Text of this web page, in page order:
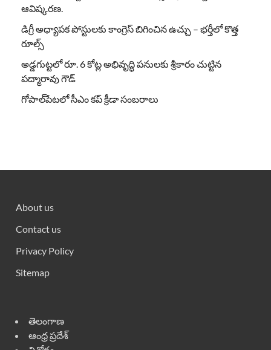
ఆవిష్కరణ.
డిగ్రీ అధ్యాపక పోస్టులకు కాంగ్రెస్ బిగించిన ఉచ్చు – భర్తీలో కొత్త
రూల్స్
అడ్డగుట్టలో రూ. 6 కోట్ల అభివృద్ధి పనులకు శ్రీకారం చుట్టిన
పద్మారావు గౌడ్
గోపాల్‌పేటలో సీఎం కప్ క్రీడా సంబరాలు
About us
Contact us
Privacy Policy
Sitemap
తెలంగాణ
ఆంధ్ర ప్రదేశ్